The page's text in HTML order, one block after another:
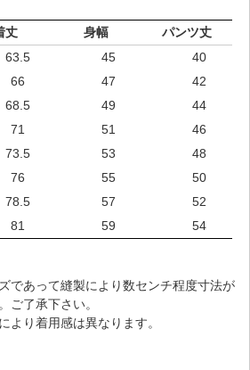
丈 身幅
パンツ丈
45
40
47
42
49
44
51
46
53
48
55
50
57
52
59 54
であって縫製により数センチ程度寸法が
ご了承下さい。
り着用感は異なります。